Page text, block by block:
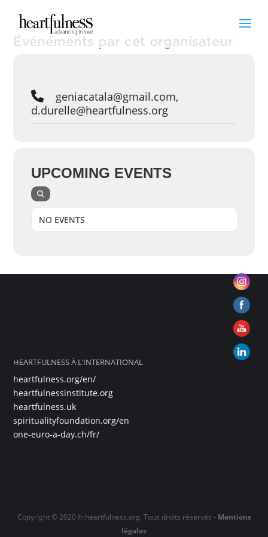
Événements par cet organisateur
geniacatala@gmail.com,
d.durelle@heartfulness.org
UPCOMING EVENTS
NO EVENTS
HEARTFULNESS À L’INTERNATIONAL
heartfulness.org/en/
heartfulnessinstitute.org
heartfulness.uk
spiritualityfoundation.org/en
one-euro-a-day.ch/fr/
Copyright © 2020 fr.heartfulness.org. Tous droits réservés - Mentions
légales